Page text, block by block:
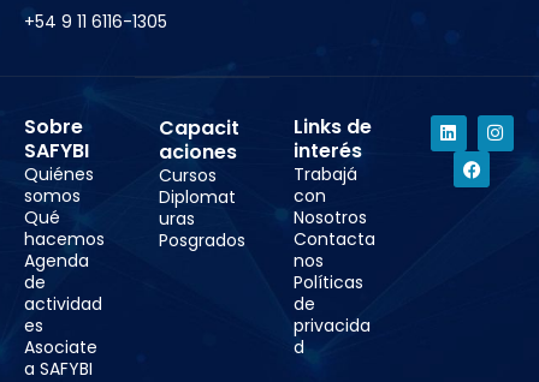
+54 9 11 6116-1305
Sobre
SAFYBI
Quiénes
somos
Qué
hacemos
Agenda
de
actividad
es
Asociate
a SAFYBI
Capacit
aciones
Cursos
Diplomat
uras
Posgrados
Links de
interés
Trabajá
con
Nosotros
Contacta
nos
Políticas
de
privacida
d